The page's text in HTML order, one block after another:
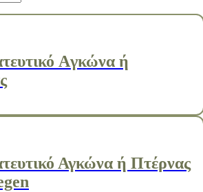
Aγκώνα ή
Αγκώνα ή Πτέρνας